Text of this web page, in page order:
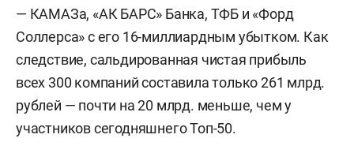
— КАМАЗа, «АК БАРС» Банка, ТФБ и «Форд
Соллерса» с его 16-миллиардным убытком. Как
следствие, сальдированная чистая прибыль
всех 300 компаний составила только 261 млрд.
рублей — почти на 20 млрд. меньше, чем у
участников сегодняшнего Топ-50.